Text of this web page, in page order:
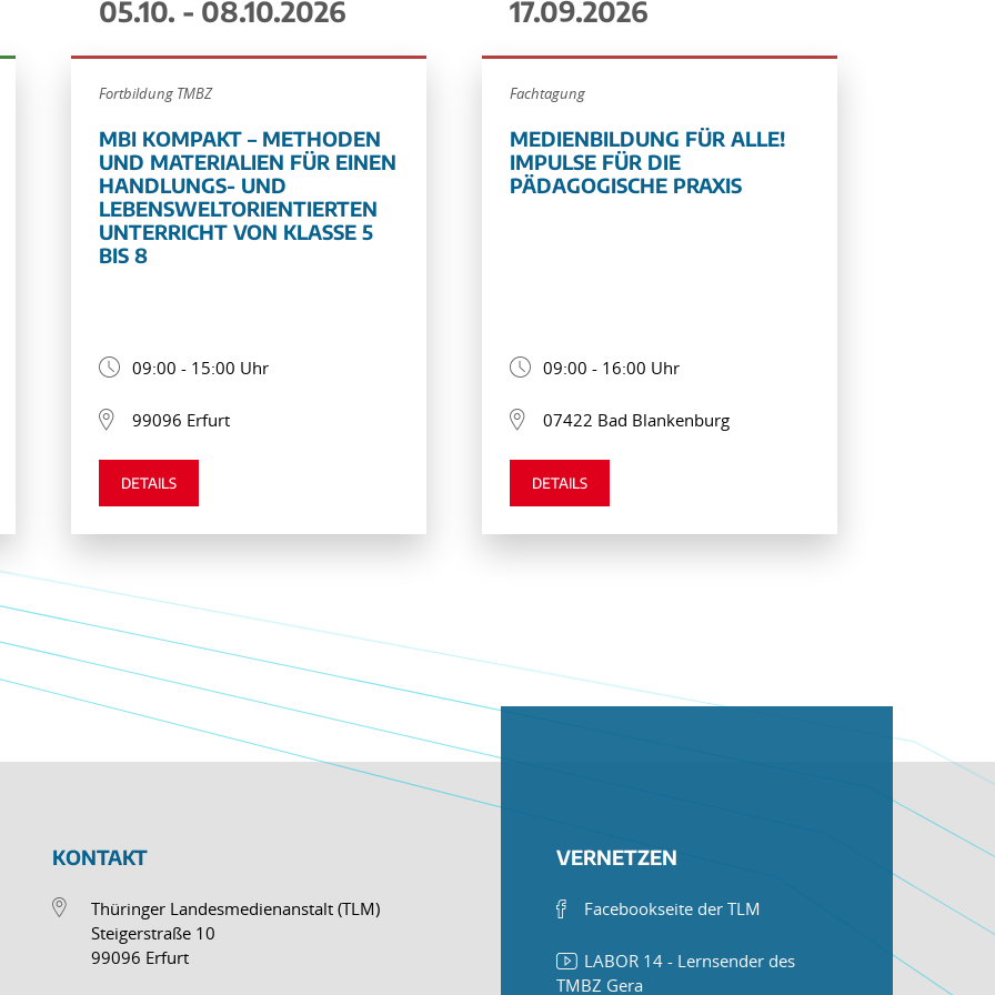
05.10. - 08.10.2026
Fortbildung TMBZ
MBI KOMPAKT – METHODEN
UND MATERIALIEN FÜR EINEN
HANDLUNGS- UND
LEBENSWELTORIENTIERTEN
UNTERRICHT VON KLASSE 5
BIS 8
09:00 - 15:00 Uhr
99096 Erfurt
DETAILS
17.09.2026
Fachtagung
MEDIENBILDUNG FÜR ALLE!
IMPULSE FÜR DIE
PÄDAGOGISCHE PRAXIS
09:00 - 16:00 Uhr
07422 Bad Blankenburg
DETAILS
KONTAKT
Thüringer Landesmedienanstalt (TLM)
Steigerstraße 10
99096 Erfurt
VERNETZEN
Facebookseite der TLM
LABOR 14 - Lernsender des
TMBZ Gera